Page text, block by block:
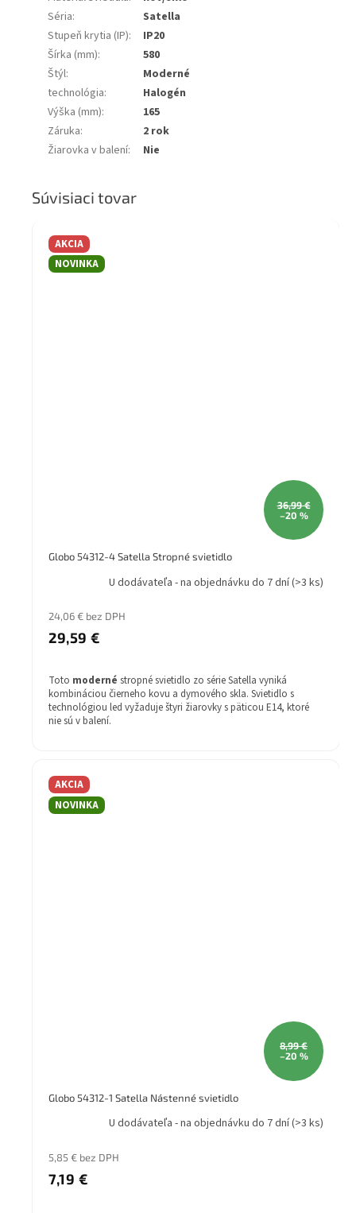
Séria:
Satella
Stupeň krytia (IP):
IP20
Šírka (mm):
580
Štýl:
Moderné
technológia:
Halogén
Výška (mm):
165
Záruka:
2 rok
Žiarovka v balení: Nie
Súvisiaci tovar
AKCIA
NOVINKA
36,99 €
–20 %
Globo 54312-4 Satella Stropné svietidlo
U dodávateľa - na objednávku do 7 dní(>3 ks)
24,06 € bez DPH
29,59 €
Toto moderné stropné svietidlo zo série Satella vyniká
kombináciou čierneho kovu a dymového skla. Svietidlo s
technológiou led vyžaduje štyri žiarovky s päticou E14, ktoré
nie sú v balení.
Farba svietidla: čierna
Materiál svietidla: kov/sklo
Farba tienidla: dymové sklo
Záruka: 2 rok
AKCIA
NOVINKA
8,99 €
–20 %
Globo 54312-1 Satella Nástenné svietidlo
U dodávateľa - na objednávku do 7 dní(>3 ks)
5,85 € bez DPH
7,19 €